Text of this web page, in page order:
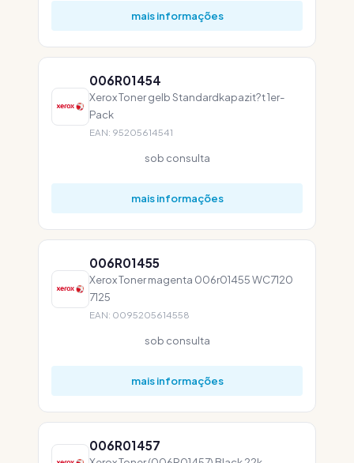
mais informações
006R01454
Xerox Toner gelb Standardkapazit?t 1er-
Pack
EAN: 95205614541
sob consulta
mais informações
006R01455
Xerox Toner magenta 006r01455 WC7120
7125
EAN: 0095205614558
sob consulta
mais informações
006R01457